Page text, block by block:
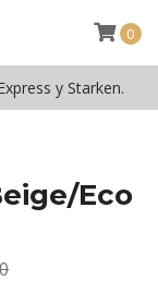
y Starken.
0
Eco